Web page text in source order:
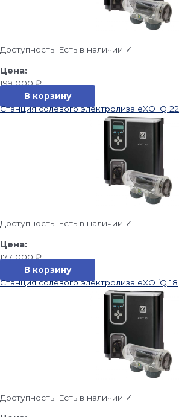
Доступность: Есть в наличии ✓
199 000₽
В корзину
Станция солевого электролиза eXO iQ 22
Доступность: Есть в наличии ✓
177 000₽
В корзину
Станция солевого электролиза eXO iQ 18
Доступность: Есть в наличии ✓